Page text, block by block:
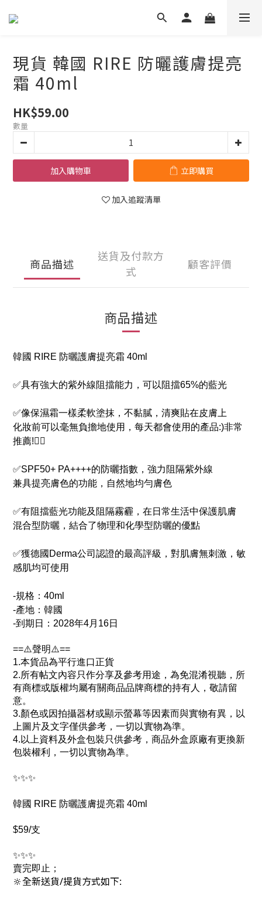
現貨 韓國 RIRE 防曬護膚提亮
霜 40ml
HK$59.00
數量
加入購物車 立即購買
加入追蹤清單
商品描述
送貨及付款方
式
顧客評價
商品描述
韓國 RIRE 防曬護膚提亮霜 40ml
✅具有強大的紫外線阻擋能力，可以阻擋65%的藍光
✅像保濕霜一樣柔軟塗抹，不黏膩，清爽貼在皮膚上
化妝前可以毫無負擔地使用，每天都會使用的產品:)非常
推薦!👍🏻
✅SPF50+ PA++++的防曬指數，強力阻隔紫外線
兼具提亮膚色的功能，自然地均勻膚色
✅有阻擋藍光功能及阻隔霧霾，在日常生活中保護肌膚
混合型防曬，結合了物理和化學型防曬的優點
✅獲德國Derma公司認證的最高評級，對肌膚無刺激，敏
感肌均可使用
-規格：40ml
-產地：韓國
-到期日 ： 2028年4月16日
==⚠️聲明⚠️==
1.本貨品為平行進口正貨
2.所有帖文內容只作分享及參考用途，為免混淆視聽，所
有商標或版權均屬有關商品品牌商標的持有人，敬請留
意。
3.顏色或因拍攝器材或顯示螢幕等因素而與實物有異，以
上圖片及文字僅供參考，一切以實物為準。
4.以上資料及外盒包裝只供參考，商品外盒原廠有更換新
包裝權利，一切以實物為準。
✨✨✨
韓國 RIRE 防曬護膚提亮霜 40ml
$59/支
✨✨✨
賣完即止；
🔆全新送貨/提貨方式如下: